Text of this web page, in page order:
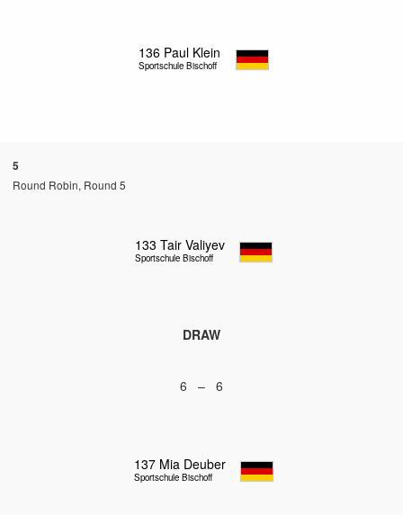
136 Paul Klein
Sportschule Bischoff
5
Round Robin, Round 5
133 Tair Valiyev
Sportschule Bischoff
DRAW
6 – 6
137 Mia Deuber
Sportschule Bischoff